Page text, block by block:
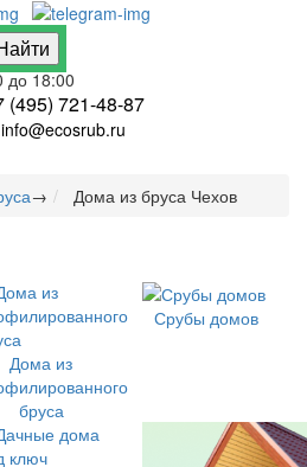
до 18:00
(495) 721-48-87
info@ecosrub.ru
→ Дома из бруса Чехов
Дома из
бруса
Срубы домов